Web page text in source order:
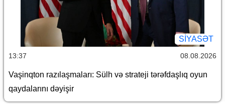
SİYASƏT
13:37 08.08.2026
Vaşinqton razılaşmaları: Sülh və strateji tərəfdaşlıq oyun
qaydalarını dəyişir